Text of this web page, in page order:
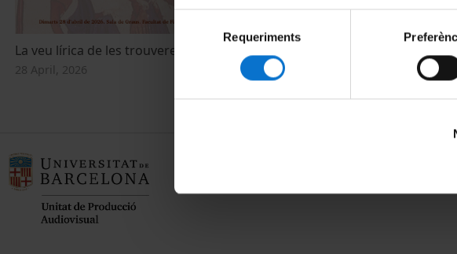
consentiment
Requeriments
La veu lírica de les trouveresses
28 April, 2026